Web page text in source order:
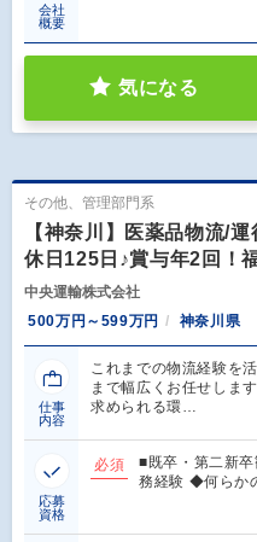
会社
概要
気になる
その他、管理部門系
【神奈川】医薬品物流/
休日125日♪賞与年2回！
中央運輸株式会社
500万円～599万円
神奈川県
仕事
内容
これまでの物流経験を
まで幅広くお任せしま
求められる環…
応募
資格
必須
■既卒・第二新
務経験 ◆何らか